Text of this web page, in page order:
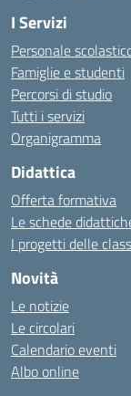
I Servizi
Personale
Famiglie e studenti
Percorsi di studio
Tutti i servizi
Organigramma
Didattica
Offerta formativa
Le schede
I progetti delle
Novità
Le notizie
Le circolari
Calendario eventi
Albo online